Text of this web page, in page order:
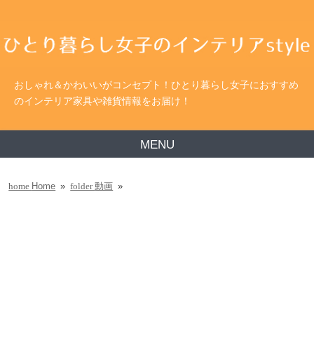
おしゃれ＆かわいいがコンセプト！ひとり暮らし女子におすすめ
のインテリア家具や雑貨情報をお届け！
MENU
home Home » folder動画 »